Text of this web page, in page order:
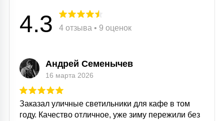
4.3 4 отзыва • 9 оценок
Андрей Семенычев
16 марта 2026
Заказал уличные светильники для кафе в том
году. Качество отличное, уже зиму пережили без